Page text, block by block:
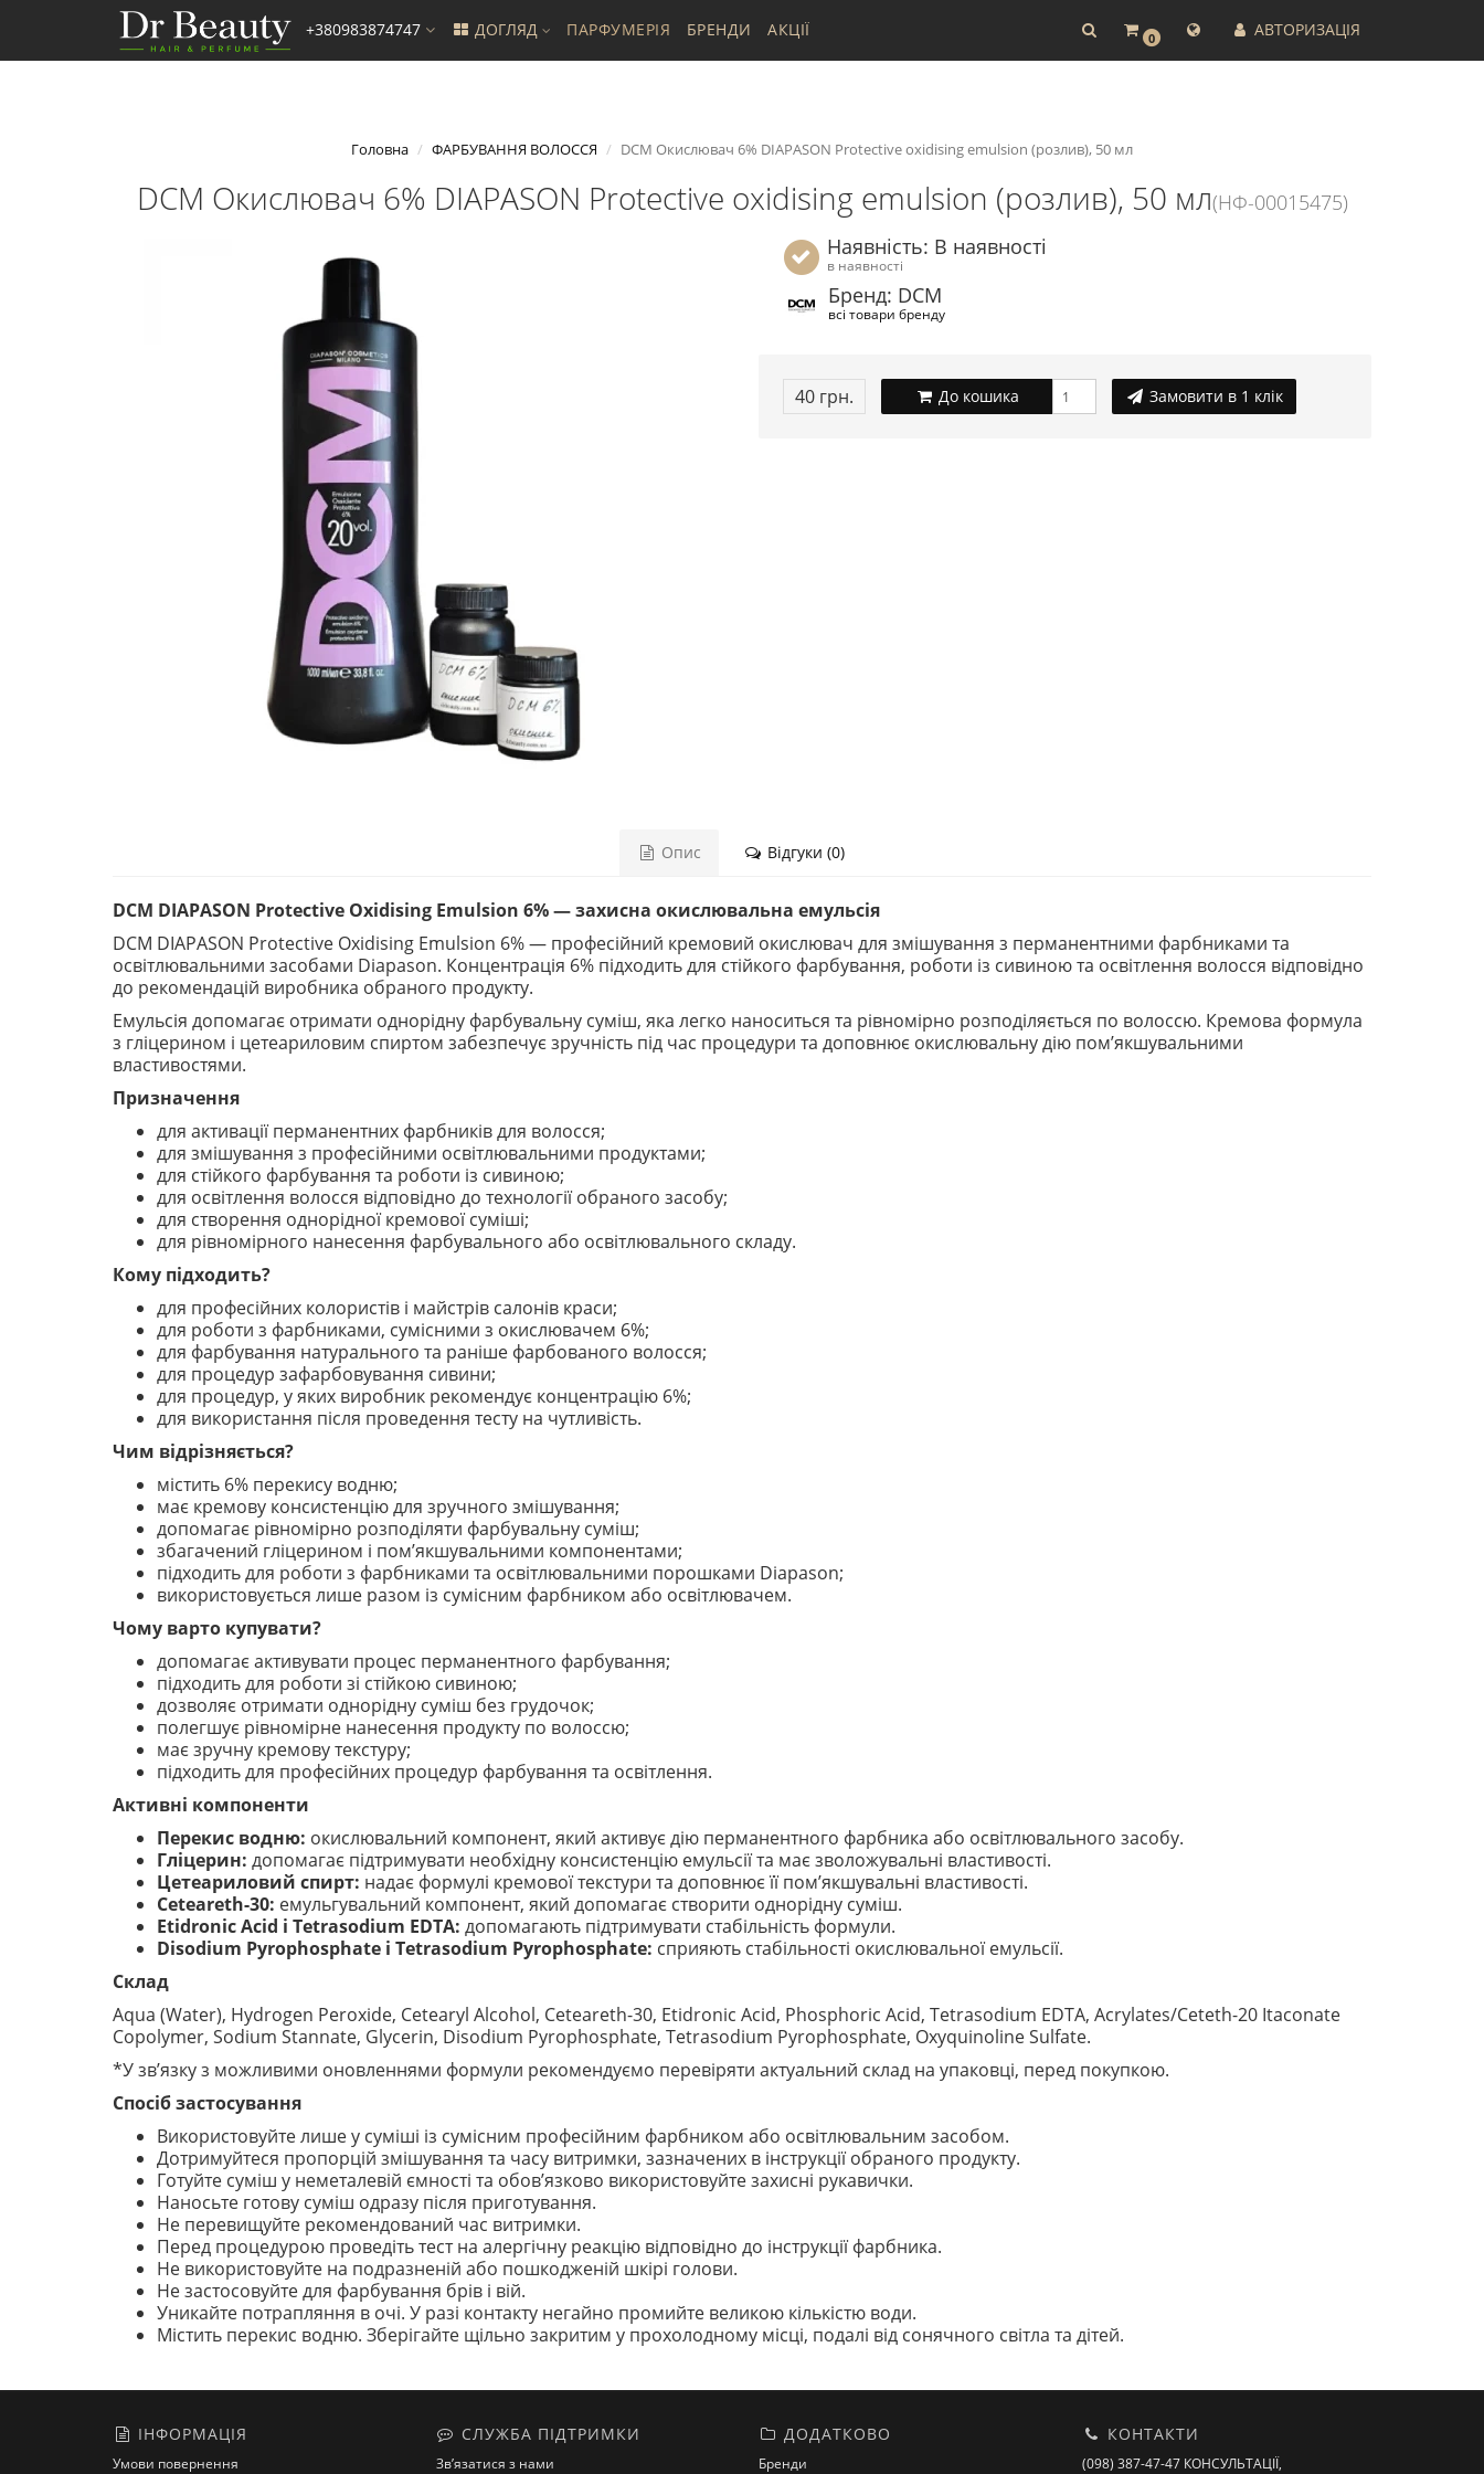
0 АВТОРИЗАЦІЯ
+380983874747 ДОГЛЯД ПАРФУМЕРІЯ БРЕНДИ АКЦІЇ
Головна ФАРБУВАННЯ ВОЛОССЯ DCM Окислювач 6% DIAPASON Protective oxidising emulsion (розлив), 50 мл
DCM Окислювач 6% DIAPASON Protective oxidising emulsion (розлив), 50 мл(НФ-00015475)
Наявність: В наявності
в наявності
Бренд: DCM
всі товари бренду
40 грн. До кошика Замовити в 1 клік
Опис Відгуки (0)
DCM DIAPASON Protective Oxidising Emulsion 6% — захисна окислювальна емульсія
DCM DIAPASON Protective Oxidising Emulsion 6% — професійний кремовий окислювач для змішування з перманентними фарбниками та
освітлювальними засобами Diapason. Концентрація 6% підходить для стійкого фарбування, роботи із сивиною та освітлення волосся відповідно
до рекомендацій виробника обраного продукту.
Емульсія допомагає отримати однорідну фарбувальну суміш, яка легко наноситься та рівномірно розподіляється по волоссю. Кремова формула
з гліцерином і цетеариловим спиртом забезпечує зручність під час процедури та доповнює окислювальну дію пом’якшувальними
властивостями.
Призначення
для активації перманентних фарбників для волосся;
для змішування з професійними освітлювальними продуктами;
для стійкого фарбування та роботи із сивиною;
для освітлення волосся відповідно до технології обраного засобу;
для створення однорідної кремової суміші;
для рівномірного нанесення фарбувального або освітлювального складу.
Кому підходить?
для професійних колористів і майстрів салонів краси;
для роботи з фарбниками, сумісними з окислювачем 6%;
для фарбування натурального та раніше фарбованого волосся;
для процедур зафарбовування сивини;
для процедур, у яких виробник рекомендує концентрацію 6%;
для використання після проведення тесту на чутливість.
Чим відрізняється?
містить 6% перекису водню;
має кремову консистенцію для зручного змішування;
допомагає рівномірно розподіляти фарбувальну суміш;
збагачений гліцерином і пом’якшувальними компонентами;
підходить для роботи з фарбниками та освітлювальними порошками Diapason;
використовується лише разом із сумісним фарбником або освітлювачем.
Чому варто купувати?
допомагає активувати процес перманентного фарбування;
підходить для роботи зі стійкою сивиною;
дозволяє отримати однорідну суміш без грудочок;
полегшує рівномірне нанесення продукту по волоссю;
має зручну кремову текстуру;
підходить для професійних процедур фарбування та освітлення.
Активні компоненти
Перекис водню: окислювальний компонент, який активує дію перманентного фарбника або освітлювального засобу.
Гліцерин: допомагає підтримувати необхідну консистенцію емульсії та має зволожувальні властивості.
Цетеариловий спирт: надає формулі кремової текстури та доповнює її пом’якшувальні властивості.
Ceteareth-30: емульгувальний компонент, який допомагає створити однорідну суміш.
Etidronic Acid і Tetrasodium EDTA: допомагають підтримувати стабільність формули.
Disodium Pyrophosphate і Tetrasodium Pyrophosphate: сприяють стабільності окислювальної емульсії.
Склад
Aqua (Water), Hydrogen Peroxide, Cetearyl Alcohol, Ceteareth-30, Etidronic Acid, Phosphoric Acid, Tetrasodium EDTA, Acrylates/Ceteth-20 Itaconate
Copolymer, Sodium Stannate, Glycerin, Disodium Pyrophosphate, Tetrasodium Pyrophosphate, Oxyquinoline Sulfate.
*У зв’язку з можливими оновленнями формули рекомендуємо перевіряти актуальний склад на упаковці, перед покупкою.
Спосіб застосування
Використовуйте лише у суміші із сумісним професійним фарбником або освітлювальним засобом.
Дотримуйтеся пропорцій змішування та часу витримки, зазначених в інструкції обраного продукту.
Готуйте суміш у неметалевій ємності та обов’язково використовуйте захисні рукавички.
Наносьте готову суміш одразу після приготування.
Не перевищуйте рекомендований час витримки.
Перед процедурою проведіть тест на алергічну реакцію відповідно до інструкції фарбника.
Не використовуйте на подразненій або пошкодженій шкірі голови.
Не застосовуйте для фарбування брів і вій.
Уникайте потрапляння в очі. У разі контакту негайно промийте великою кількістю води.
Містить перекис водню. Зберігайте щільно закритим у прохолодному місці, подалі від сонячного світла та дітей.
ІНФОРМАЦІЯ
Умови повернення
СЛУЖБА ПІДТРИМКИ
Зв’язатися з нами
ДОДАТКОВО
Бренди
КОНТАКТИ
(098) 387-47-47 КОНСУЛЬТАЦІЇ,